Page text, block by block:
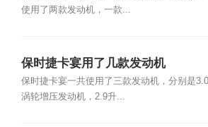
使用了两款发动机，一款...
保时捷卡宴用了几款发动机
保时捷卡宴一共使用了三款发动机，分别是
涡轮增压发动机，2.9升...